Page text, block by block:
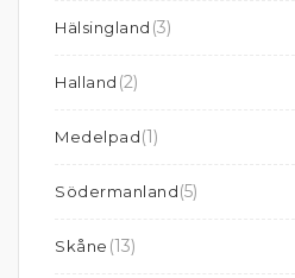
Hälsingland (3)
Halland (2)
Medelpad(1)
Södermanland(5)
Skåne (13)